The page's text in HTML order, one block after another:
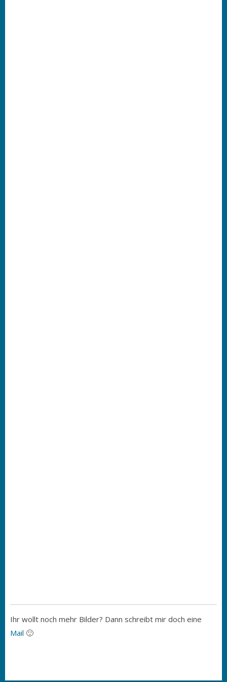
Ihr wollt noch mehr Bilder? Dann schreibt mir doch eine
Mail 🙂